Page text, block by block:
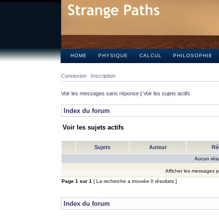
HOME PHYSIQUE CALCUL PHILOSOPHIE
Connexion Inscription
Voir les messages sans réponse | Voir les sujets actifs
Index du forum
Voir les sujets actifs
Sujets Auteur
Aucun
Afficher les messages
Page 1 sur 1 [ La recherche a trouvée 0 résultats ]
Index du forum